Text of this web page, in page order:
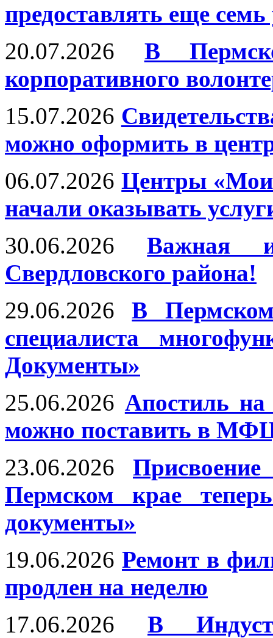
предоставлять еще семь
20.07.2026
В
корпоративного
15.07.2026
можно оформить в
06.07.2026 Центры «Мои
начали оказывать
30.06.2026
Важная
Свердловского района!
29.06.2026
В
специалиста
Документы»
25.06.2026 Апостиль
можно поставить в
23.06.2026
Пермском крае
документы»
19.06.2026 Ремонт в
продлен на неделю
17.06.2026
В